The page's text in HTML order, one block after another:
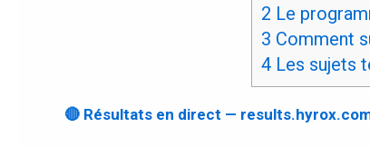
2 Le
3 Comment
4 Les sujets
🔴 Résultats en direct —